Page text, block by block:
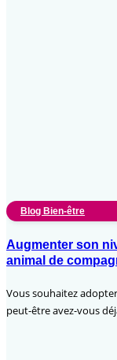
Blog Bien-être
Augmenter son
animal de
Vous souhaitez
peut-être avez-vous